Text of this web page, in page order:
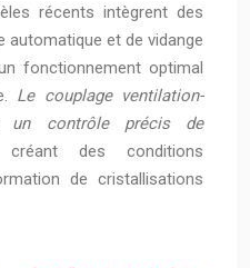
récents intègrent des
automatique et de vidange
fonctionnement optimal
Le couplage ventilation-
un contrôle précis de
des conditions
de cristallisations